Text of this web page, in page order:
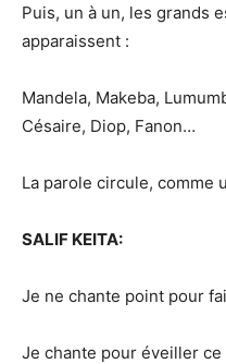
Puis, un à un, les grands
apparaissent :
Mandela, Makeba,
Césaire, Diop, Fanon…
La parole circule, comme
SALIF KEITA:
Je ne chante point pour
Je chante pour éveiller